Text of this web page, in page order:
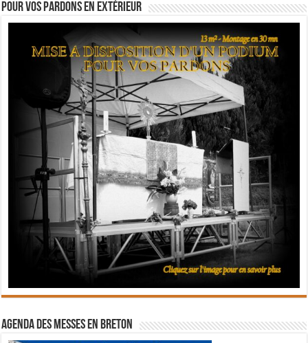
Pour vos pardons en extérieur
Agenda des messes en breton